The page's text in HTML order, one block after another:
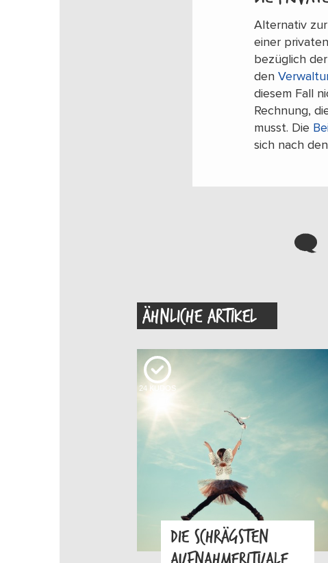
Alternativ
einer
bezüglich
den
diesem Fall
Rechnung,
musst. Die
sich nach
ÄHNLICHE ARTIKEL
24 KUDOS
DIE SCHRÄGSTEN